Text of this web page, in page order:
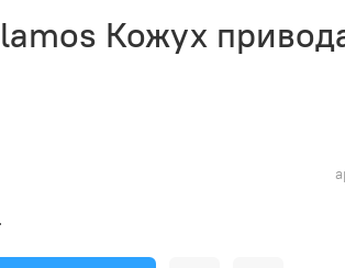
Кожух